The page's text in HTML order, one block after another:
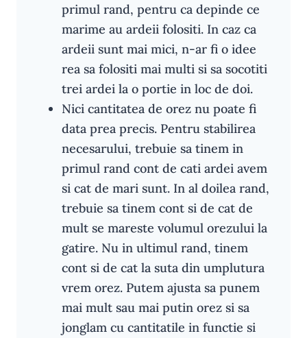
primul rand, pentru ca depinde ce
marime au ardeii folositi. In caz ca
ardeii sunt mai mici, n-ar fi o idee
rea sa folositi mai multi si sa socotiti
trei ardei la o portie in loc de doi.
Nici cantitatea de orez nu poate fi
data prea precis. Pentru stabilirea
necesarului, trebuie sa tinem in
primul rand cont de cati ardei avem
si cat de mari sunt. In al doilea rand,
trebuie sa tinem cont si de cat de
mult se mareste volumul orezului la
gatire. Nu in ultimul rand, tinem
cont si de cat la suta din umplutura
vrem orez. Putem ajusta sa punem
mai mult sau mai putin orez si sa
jonglam cu cantitatile in functie si